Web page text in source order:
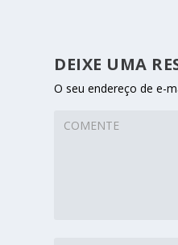
DEIXE UMA
O seu endereço de e-